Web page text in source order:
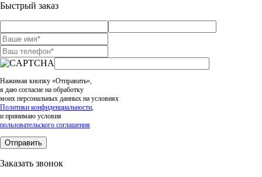
Быстрый заказ
Нажимая кнопку «Отправить»,
я даю согласие на обработку
моих персональных данных на условиях
Политики конфиденциальности,
и принимаю условия
пользовательского соглашения
Заказать звонок